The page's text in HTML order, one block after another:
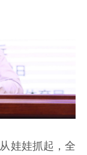
娃娃抓起，全